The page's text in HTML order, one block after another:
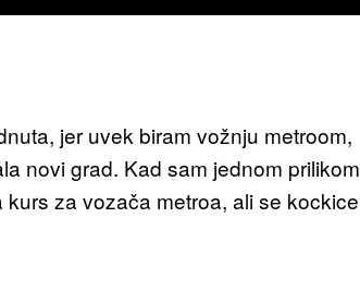
jer uvek biram vožnju metroom,
novi grad. Kad sam jednom prilikom
za vozača metroa, ali se kockice